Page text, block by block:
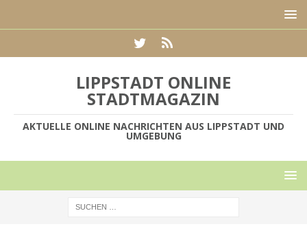
LIPPSTADT ONLINE
STADTMAGAZIN
AKTUELLE ONLINE NACHRICHTEN AUS LIPPSTADT UND
UMGEBUNG